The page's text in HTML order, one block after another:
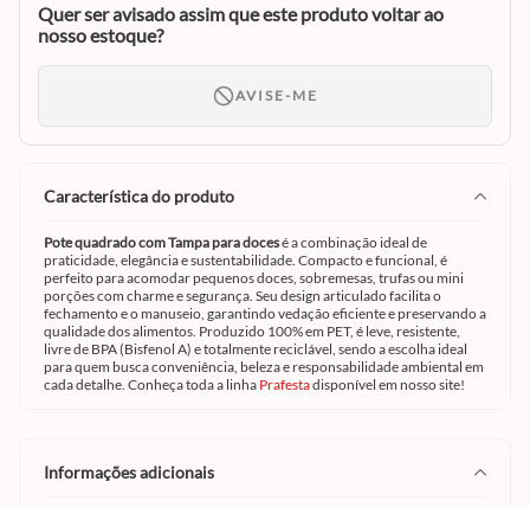
Quer ser avisado assim que este produto voltar ao
nosso estoque?
AVISE-ME
característica do produto
Pote quadrado com Tampa para docesé a combinação ideal de
praticidade, elegância e sustentabilidade. Compacto e funcional, é
perfeito para acomodar pequenos doces, sobremesas, trufas ou mini
porções com charme e segurança. Seu design articulado facilita o
fechamento e o manuseio, garantindo vedação eficiente e preservando a
qualidade dos alimentos. Produzido 100% em PET, é leve, resistente,
livre de BPA (Bisfenol A) e totalmente reciclável, sendo a escolha ideal
para quem busca conveniência, beleza e responsabilidade ambiental em
cada detalhe. Conheça toda a linha Prafestadisponível em nosso site!
informações adicionais